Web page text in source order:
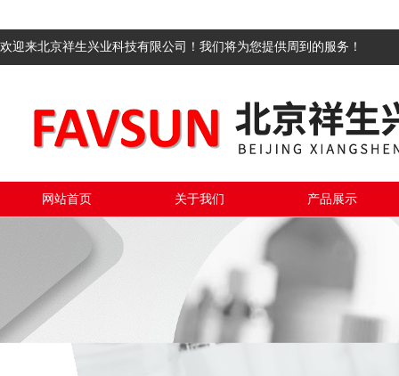
欢迎来北京祥生兴业科技有限公司！我们将为您提供周到的服务！
网站首页 关于我们 产品展示